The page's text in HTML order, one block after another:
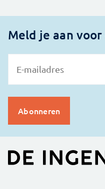
Meld je aan